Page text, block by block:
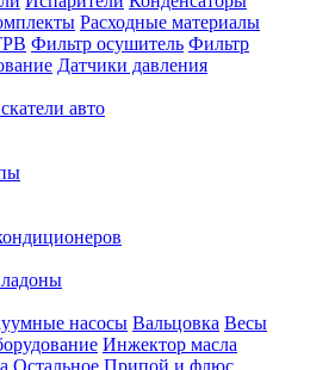
Расходные материалы
Фильтр осушитель Фильтр
Датчики давления
авто
насосы Вальцовка Весы
Инжектор масла
Остальное Припой и флюс